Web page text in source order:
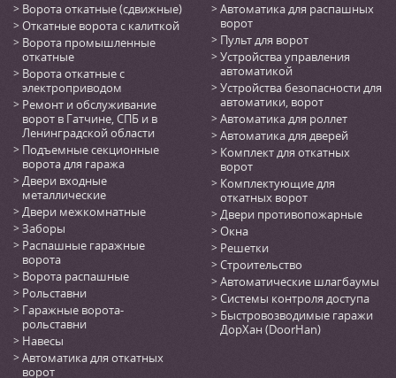
Ворота откатные (сдвижные)
Откатные ворота с калиткой
Ворота промышленные
откатные
Ворота откатные с
электроприводом
Ремонт и обслуживание
ворот в Гатчине, СПБ и в
Ленинградской области
Подъемные секционные
ворота для гаража
Двери входные
металлические
Двери межкомнатные
Заборы
Распашные гаражные
ворота
Ворота распашные
Рольставни
Гаражные ворота-
рольставни
Навесы
Автоматика для откатных
ворот
Автоматика для распашных
ворот
Пульт для ворот
Устройства управления
автоматикой
Устройства безопасности для
автоматики, ворот
Автоматика для роллет
Автоматика для дверей
Комплект для откатных
ворот
Комплектующие для
откатных ворот
Двери противопожарные
Окна
Решетки
Строительство
Автоматические шлагбаумы
Системы контроля доступа
Быстровозводимые гаражи
ДорХан (DoorHan)